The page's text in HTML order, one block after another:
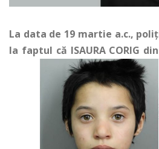
La data de 19 martie a.c.,
la faptul că ISAURA CORIG